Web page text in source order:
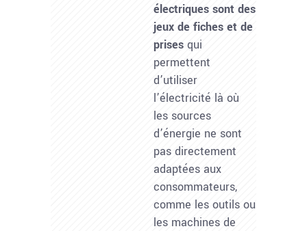
électriques sont des
jeux de fiches et de
prises qui
permettent
d’utiliser
l’électricité là où
les sources
d’énergie ne sont
pas directement
adaptées aux
consommateurs,
comme les outils ou
les machines de